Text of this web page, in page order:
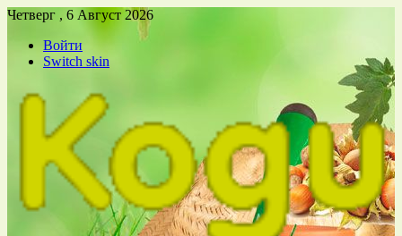
Четверг , 6 Август 2026
Войти
Switch skin